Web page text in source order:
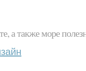
а также море